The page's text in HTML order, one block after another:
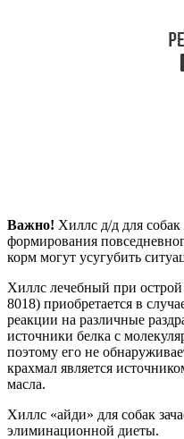
Важно! Хиллс д/д для
формирования
корм могут усугубить
Хиллс лечебный при
8018) приобретается в
реакции на различные
источники белка с
поэтому его не
крахмал является
масла.
Хиллс «айди» для собак
элиминационной диеты.